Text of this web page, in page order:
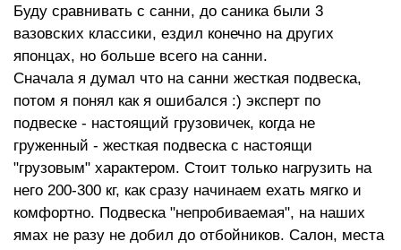
Буду сравнивать с санни, до саника были 3
вазовских классики, ездил конечно на других
японцах, но больше всего на санни.
Сначала я думал что на санни жесткая подвеска,
потом я понял как я ошибался :) эксперт по
подвеске - настоящий грузовичек, когда не
груженный - жесткая подвеска с настоящи
"грузовым" характером. Стоит только нагрузить на
него 200-300 кг, как сразу начинаем ехать мягко и
комфортно. Подвеска "непробиваемая", на наших
ямах не разу не добил до отбойников. Салон, места